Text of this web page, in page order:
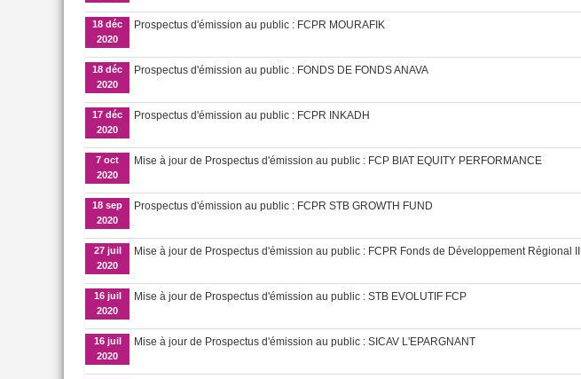
18 déc
2020
Prospectus d'émission au public : FCPR MOURAFIK
18 déc
2020
Prospectus d'émission au public : FONDS DE FONDS ANAVA
17 déc
2020
Prospectus d'émission au public : FCPR INKADH
7 oct
2020
Mise à jour de Prospectus d'émission au public : FCP BIAT EQUITY PERFORMANCE
18 sep
2020
Prospectus d'émission au public : FCPR STB GROWTH FUND
27 juil
2020
Mise à jour de Prospectus d'émission au public : FCPR Fonds de Développement Régional II
16 juil
2020
Mise à jour de Prospectus d'émission au public : STB EVOLUTIF FCP
16 juil
2020
Mise à jour de Prospectus d'émission au public : SICAV L'EPARGNANT